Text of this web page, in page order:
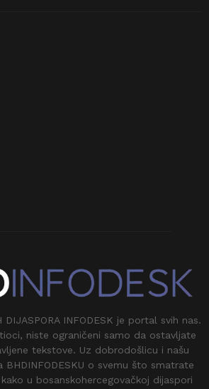
DIJASPORA INFODESK je portal svih nas.
niste ograničeni samo da ostavljate
tekstove. Uz dobrodošlicu i našu
BHDINFODESKU o svemu što smatrate
u bosanskohercegovačkoj dijaspori